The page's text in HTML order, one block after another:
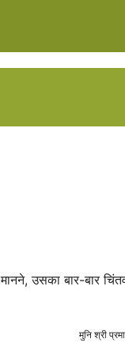
उसका बार-बार
मुनि श्री